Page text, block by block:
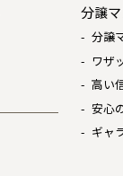
分譲
分譲
ワザ
高い
安心
ギャ